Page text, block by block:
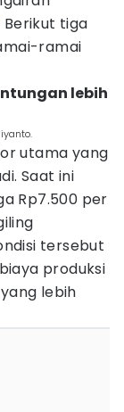
Berikut tiga
ramai
lebih
utama yang
Saat ini
Rp7.500 per
tersebut
produksi
lebih